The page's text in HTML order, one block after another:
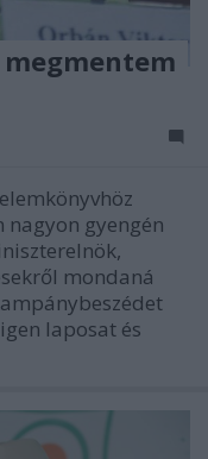
megmentem
gyengén
mondaná
laposat és